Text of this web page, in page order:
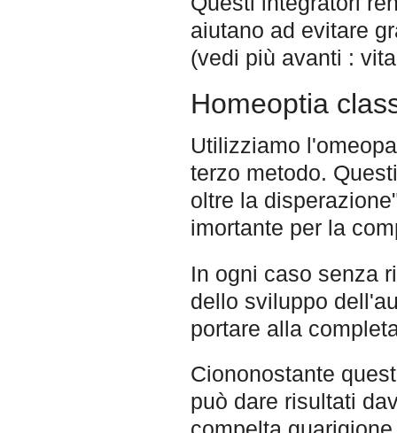
aiutano ad evitare
(vedi più avanti :
Homeoptia
Utilizziamo
terzo metodo.
oltre la
imortante per la
In ogni caso senza
dello sviluppo
portare alla
Ciononostante
può dare risultati